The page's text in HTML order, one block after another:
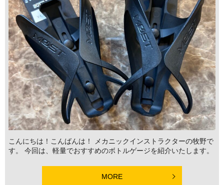
こんにちは！こんばんは！ メカニックインストラクターの牧野で
す。 今回は、軽量でおすすめのボトルゲージを紹介いたします。
MORE